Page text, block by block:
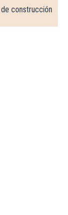
construcción